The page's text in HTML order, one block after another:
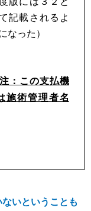
記載されるよ
なった）
：この支払機
施術管理者名
いということも